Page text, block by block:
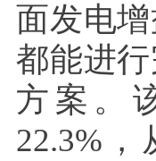
面发电
都能进
方案。
22.3%